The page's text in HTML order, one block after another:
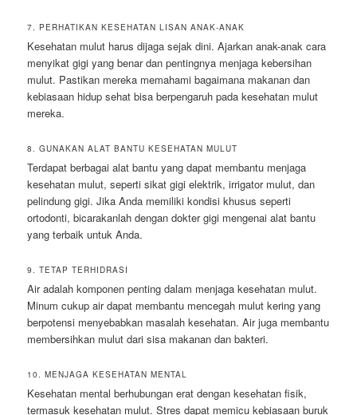
7. PERHATIKAN KESEHATAN LISAN ANAK-ANAK
Kesehatan mulut harus dijaga sejak dini. Ajarkan anak-anak cara
menyikat gigi yang benar dan pentingnya menjaga kebersihan
mulut. Pastikan mereka memahami bagaimana makanan dan
kebiasaan hidup sehat bisa berpengaruh pada kesehatan mulut
mereka.
8. GUNAKAN ALAT BANTU KESEHATAN MULUT
Terdapat berbagai alat bantu yang dapat membantu menjaga
kesehatan mulut, seperti sikat gigi elektrik, irrigator mulut, dan
pelindung gigi. Jika Anda memiliki kondisi khusus seperti
ortodonti, bicarakanlah dengan dokter gigi mengenai alat bantu
yang terbaik untuk Anda.
9. TETAP TERHIDRASI
Air adalah komponen penting dalam menjaga kesehatan mulut.
Minum cukup air dapat membantu mencegah mulut kering yang
berpotensi menyebabkan masalah kesehatan. Air juga membantu
membersihkan mulut dari sisa makanan dan bakteri.
10. MENJAGA KESEHATAN MENTAL
Kesehatan mental berhubungan erat dengan kesehatan fisik,
termasuk kesehatan mulut. Stres dapat memicu kebiasaan buruk